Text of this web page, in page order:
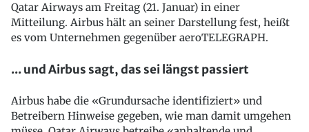
Qatar Airways am Freitag (21. Januar) in einer
Mitteilung. Airbus hält an seiner Darstellung fest, heißt
es vom Unternehmen gegenüber aeroTELEGRAPH.
... und Airbus sagt, das sei längst passiert
Airbus habe die «Grundursache identifiziert» und
Betreibern Hinweise gegeben, wie man damit umgehen